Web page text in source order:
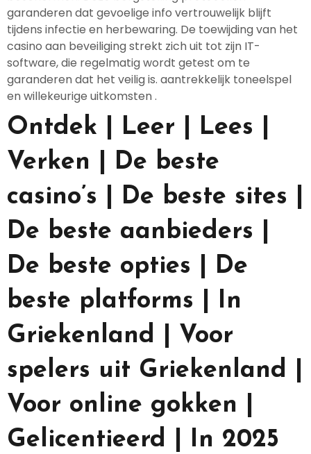
garanderen dat gevoelige info vertrouwelijk blijft
tijdens infectie en herbewaring. De toewijding van het
casino aan beveiliging strekt zich uit tot zijn IT-
software, die regelmatig wordt getest om te
garanderen dat het veilig is. aantrekkelijk toneelspel
en willekeurige uitkomsten .
Ontdek | Leer | Lees |
Verken | De beste
casino’s | De beste sites |
De beste aanbieders |
De beste opties | De
beste platforms | In
Griekenland | Voor
spelers uit Griekenland |
Voor online gokken |
Gelicentieerd | In 2025